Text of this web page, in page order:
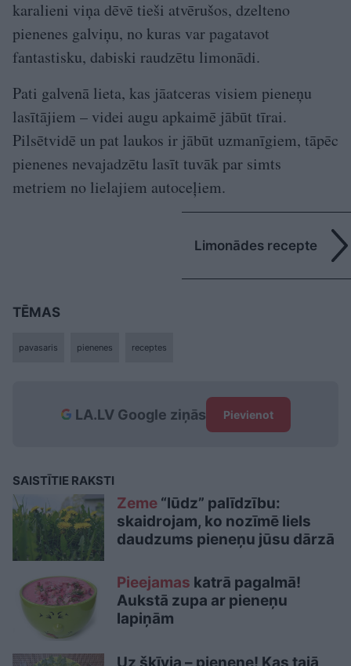
karalieni viņa dēvē tieši atvērušos, dzelteno
pienenes galviņu, no kuras var pagatavot
fantastisku, dabiski raudzētu limonādi.
Pati galvenā lieta, kas jāatceras visiem pieneņu
lasītājiem – videi augu apkaimē jābūt tīrai.
Pilsētvidē un pat laukos ir jābūt uzmanīgiem, tāpēc
pienenes nevajadzētu lasīt tuvāk par simts
metriem no lielajiem autoceļiem.
Limonādes recepte
TĒMAS
pavasaris pienenes receptes
LA.LV Google ziņās Pievienot
SAISTĪTIE RAKSTI
Zeme “lūdz” palīdzību:
skaidrojam, ko nozīmē liels
daudzums pieneņu jūsu dārzā
Pieejamas katrā pagalmā!
Aukstā zupa ar pieneņu
lapiņām
Uz šķīvja – pienene! Kas tajā